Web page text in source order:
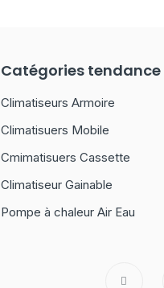
Catégories tendance
Climatiseurs Armoire
Climatisuers Mobile
Cmimatisuers Cassette
Climatiseur Gainable
Pompe à chaleur Air Eau